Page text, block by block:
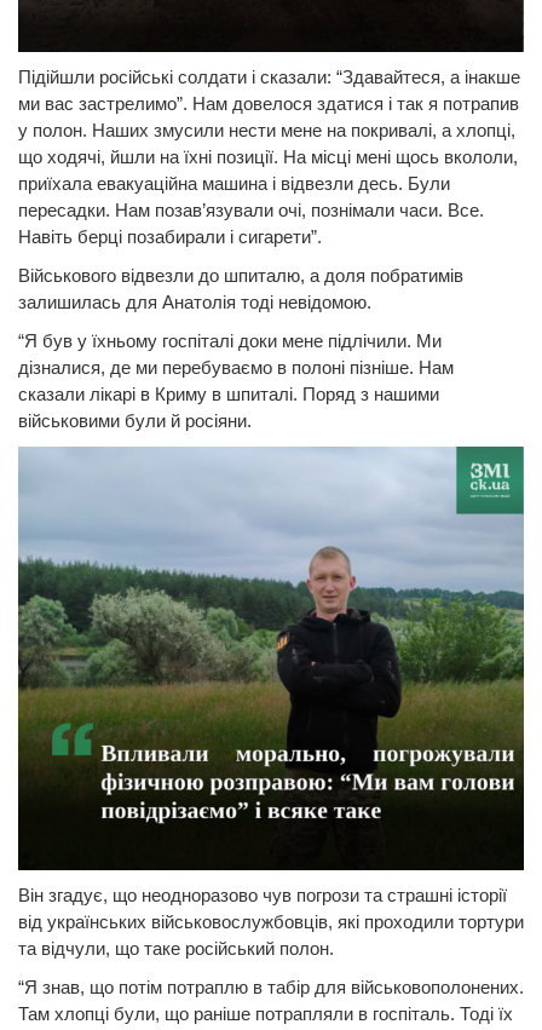
Підійшли російські солдати і сказали: “Здавайтеся, а інакше
ми вас застрелимо”. Нам довелося здатися і так я потрапив
у полон. Наших змусили нести мене на покривалі, а хлопці,
що ходячі, йшли на їхні позиції. На місці мені щось вкололи,
приїхала евакуаційна машина і відвезли десь. Були
пересадки. Нам позав’язували очі, познімали часи. Все.
Навіть берці позабирали і сигарети”.
Військового відвезли до шпиталю, а доля побратимів
залишилась для Анатолія тоді невідомою.
“Я був у їхньому госпіталі доки мене підлічили. Ми
дізналися, де ми перебуваємо в полоні пізніше. Нам
сказали лікарі в Криму в шпиталі. Поряд з нашими
військовими були й росіяни.
Він згадує, що неодноразово чув погрози та страшні історії
від українських військовослужбовців, які проходили тортури
та відчули, що таке російський полон.
“Я знав, що потім потраплю в табір для військовополонених.
Там хлопці були, що раніше потрапляли в госпіталь. Тоді їх